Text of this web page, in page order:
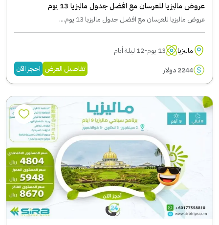
عروض ماليزيا للعرسان مع افضل جدول ماليزيا 13 يوم
عروض ماليزيا للعرسان مع افضل جدول ماليزيا 13 يوم....
ماليزيا
13 يوم-12 ليلة أيام
2244 دولار
تفاصيل العرض احجز الآن